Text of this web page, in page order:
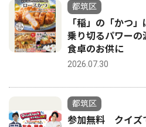
都筑区
「稲」の「かつ
乗り切るパワー
食卓のお供に
2026.07.30
都筑区
参加無料 クイズ